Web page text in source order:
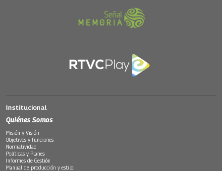
Institucional
Quiénes Somos
Misión y Visión
Objetivos y funciones
Normatividad
Políticas y Planes
Informes de Gestión
Manual de producción y estilo